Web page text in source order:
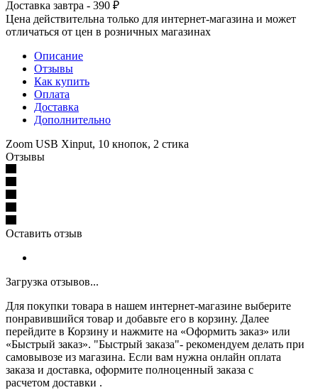
Доставка завтра - 390 ₽
Цена действительна только для интернет-магазина и может
отличаться от цен в розничных магазинах
Описание
Отзывы
Как купить
Оплата
Доставка
Дополнительно
Zoom USB Xinput, 10 кнопок, 2 стика
Отзывы
Оставить отзыв
Загрузка отзывов...
Для покупки товара в нашем интернет-магазине выберите
понравившийся товар и добавьте его в корзину. Далее
перейдите в Корзину и нажмите на «Оформить заказ» или
«Быстрый заказ». "Быстрый заказа"- рекомендуем делать при
самовывозе из магазина. Если вам нужна онлайн оплата
заказа и доставка, оформите полноценный заказа с
расчетом доставки .